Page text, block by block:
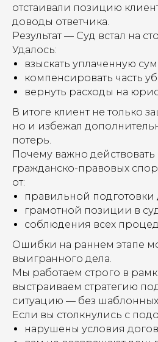
отстаивали позицию
доводы ответчика.
Результат — Суд встал на
Удалось:
взыскать уплаченную
компенсировать часть
вернуть расходы на
В итоге клиент не только
но и избежал
потерь.
Почему важно
гражданско-правовых
от:
правильной подготовки
грамотной позиции в
соблюдения всех
Ошибки на раннем этапе
выигранного дела.
Мы работаем строго в
выстраиваем стратегию
ситуацию — без
Если вы столкнулись с
нарушены условия